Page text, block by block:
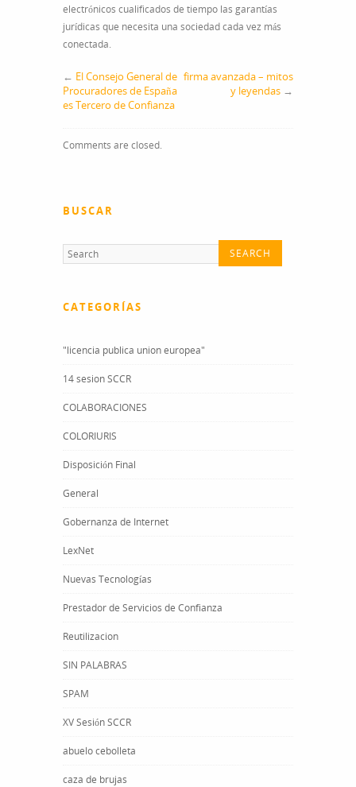
electrónicos cualificados de tiempo las garantías
jurídicas que necesita una sociedad cada vez más
conectada.
← El Consejo General de
Procuradores de España
es Tercero de Confianza
firma avanzada – mitos
y leyendas →
Comments are closed.
BUSCAR
CATEGORÍAS
"licencia publica union europea"
14 sesion SCCR
COLABORACIONES
COLORIURIS
Disposición Final
General
Gobernanza de Internet
LexNet
Nuevas Tecnologías
Prestador de Servicios de Confianza
Reutilizacion
SIN PALABRAS
SPAM
XV Sesión SCCR
abuelo cebolleta
caza de brujas